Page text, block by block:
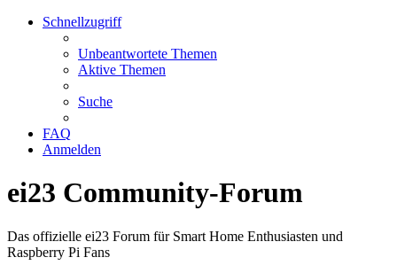
Schnellzugriff
Unbeantwortete Themen
Aktive Themen
Suche
FAQ
Anmelden
ei23 Community-Forum
Das offizielle ei23 Forum für Smart Home Enthusiasten und
Raspberry Pi Fans